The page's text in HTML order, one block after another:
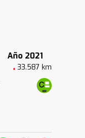
Año 2021
33.587 km